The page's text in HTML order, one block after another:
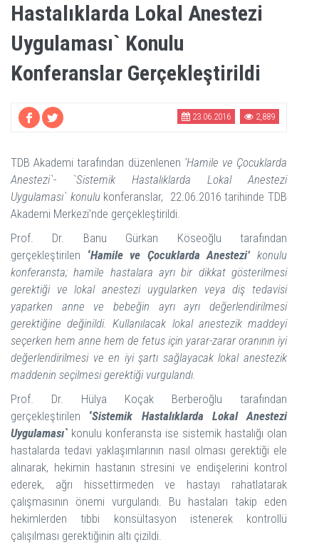
Hastalıklarda Lokal Anestezi
Uygulaması` Konulu
Konferanslar Gerçekleştirildi
23.06.2016 2,889
TDB Akademi tarafından düzenlenen ‘Hamile ve Çocuklarda
Anestezi`- `Sistemik Hastalıklarda Lokal Anestezi
Uygulaması` konulu konferanslar, 22.06.2016 tarihinde TDB
Akademi Merkezi’nde gerçekleştirildi.
Prof. Dr. Banu Gürkan Köseoğlu tarafından
gerçekleştirilen ‘Hamile ve Çocuklarda Anestezi’konulu
konferansta; hamile hastalara ayrı bir dikkat gösterilmesi
gerektiği ve lokal anestezi uygularken veya diş tedavisi
yaparken anne ve bebeğin ayrı ayrı değerlendirilmesi
gerektiğine değinildi. Kullanılacak lokal anestezik maddeyi
seçerken hem anne hem de fetus için yarar-zarar oranının iyi
değerlendirilmesi ve en iyi şartı sağlayacak lokal anestezik
maddenin seçilmesi gerektiği vurgulandı.
Prof. Dr. Hülya Koçak Berberoğlu tarafından
gerçekleştirilen ‘Sistemik Hastalıklarda Lokal Anestezi
Uygulaması` konulu konferansta ise sistemik hastalığı olan
hastalarda tedavi yaklaşımlarının nasıl olması gerektiği ele
alınarak, hekimin hastanın stresini ve endişelerini kontrol
ederek, ağrı hissettirmeden ve hastayı rahatlatarak
çalışmasının önemi vurgulandı. Bu hastaları takip eden
hekimlerden tıbbi konsültasyon istenerek kontrollü
çalışılması gerektiğinin altı çizildi.